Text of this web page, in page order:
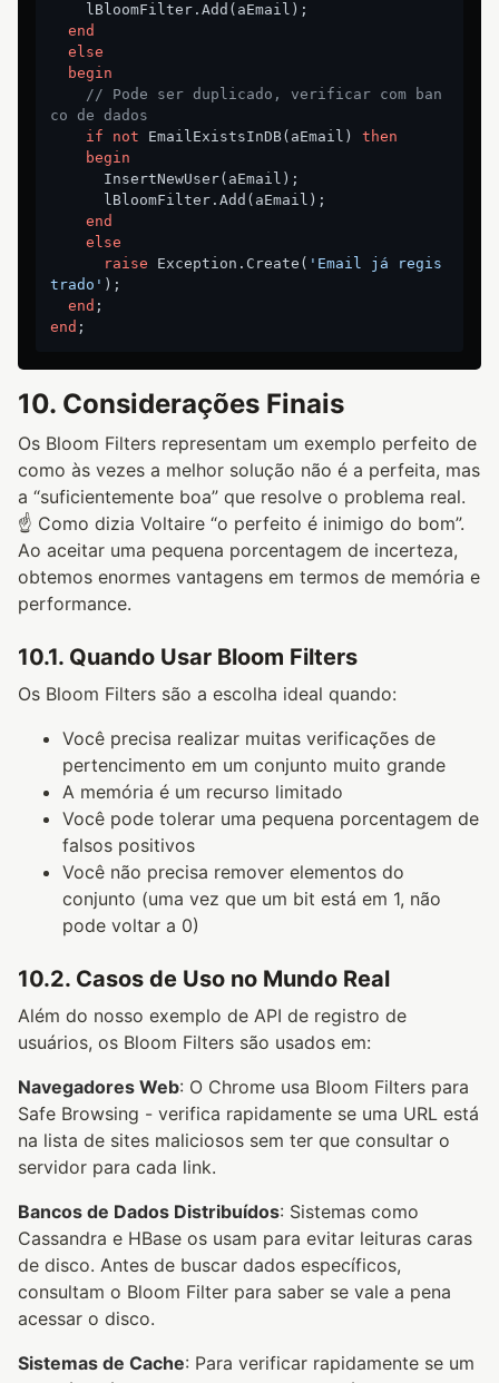
end
else
begin
// Pode ser duplicado, verificar com ban
co de dados
if
not EmailExistsInDB(aEmail) then
begin
end
else
raise Exception.Create( 'Email já regis
trado' );
end
end
10. Considerações Finais
Os Bloom Filters representam um exemplo perfeito de
como às vezes a melhor solução não é a perfeita, mas
a “suficientemente boa” que resolve o problema real.
☝️ Como dizia Voltaire “o perfeito é inimigo do bom”.
Ao aceitar uma pequena porcentagem de incerteza,
obtemos enormes vantagens em termos de memória e
performance.
10.1. Quando Usar Bloom Filters
Os Bloom Filters são a escolha ideal quando:
Você precisa realizar muitas verificações de
pertencimento em um conjunto muito grande
A memória é um recurso limitado
Você pode tolerar uma pequena porcentagem de
falsos positivos
Você não precisa remover elementos do
conjunto (uma vez que um bit está em 1, não
pode voltar a 0)
10.2. Casos de Uso no Mundo Real
Além do nosso exemplo de API de registro de
usuários, os Bloom Filters são usados em:
Navegadores Web: O Chrome usa Bloom Filters para
Safe Browsing - verifica rapidamente se uma URL está
na lista de sites maliciosos sem ter que consultar o
servidor para cada link.
Bancos de Dados Distribuídos: Sistemas como
Cassandra e HBase os usam para evitar leituras caras
de disco. Antes de buscar dados específicos,
consultam o Bloom Filter para saber se vale a pena
acessar o disco.
Sistemas de Cache: Para verificar rapidamente se um